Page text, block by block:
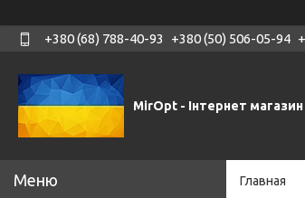
+380 (68) 788-40-93 +380 (50) 506-05-94
MirOpt - Інтернет
Главная